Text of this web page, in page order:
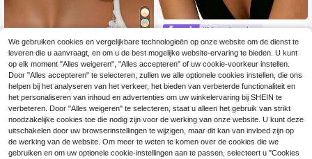
18
OOQ
OOQ 1 paar handgemaakte lange o
orbellen in bohemian stijl van raffia
met kwastjes van schelpen, geomet
risch design, geschikt voor zomerse
stranddagen, vakanties, bruiloften,
Moederdag, muziekfestivals, dageli
jks gebruik en feestjes voor vrouwe
n (handgemaakt raffiaweefsel, vor
m en richting willekeurig).
#3 Bestseller in oranje Vrouwen Oorbellen
5 .92€
#Metaalmanie
Vintage Europese stijl gouden grote
veelzijdige traanvormige oorhaken,
hangende oorbellen, gesneden gefa
cetteerde getextureerde verticale o
ordruppels, geschikt voor vakantie,
feest, banket
3 over
5 .57€
We gebruiken cookies en vergelijkbare technologieën op onze website om de dienst te
leveren die u aanvraagt, en om u de best mogelijke website-ervaring te bieden. U kunt
op elk moment "Alles weigeren", "Alles accepteren" of uw cookie-voorkeur instellen.
Door "Alles accepteren" te selecteren, zullen we alle optionele cookies instellen, die ons
helpen bij het analyseren van het verkeer, het bieden van verbeterde functionaliteit en
het personaliseren van inhoud en advertenties om uw winkelervaring bij SHEIN te
verbeteren. Door "Alles weigeren" te selecteren, staat u alleen het gebruik van strikt
noodzakelijke cookies toe die nodig zijn voor de werking van onze website. U kunt deze
uitschakelen door uw browserinstellingen te wijzigen, maar dit kan van invloed zijn op
de werking van de website. Om meer te weten te komen over de cookies die we
gebruiken en om uw optionele cookie-instellingen aan te passen, selecteert u "Cookies